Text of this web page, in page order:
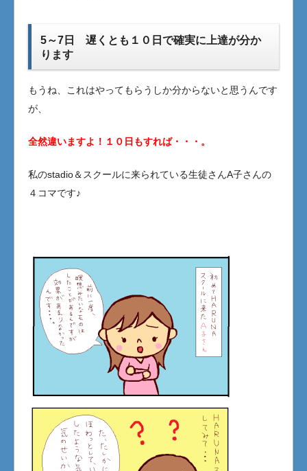
5～7日 遅くとも１０日で確実に上達が分か
ります
もうね、これはやってもらうしか分からないと思うんです
が、
全然違いますよ！１０日もすれば・・・。
私のstadio＆スクールに来られている生徒さんA子さんの
４コマです♪